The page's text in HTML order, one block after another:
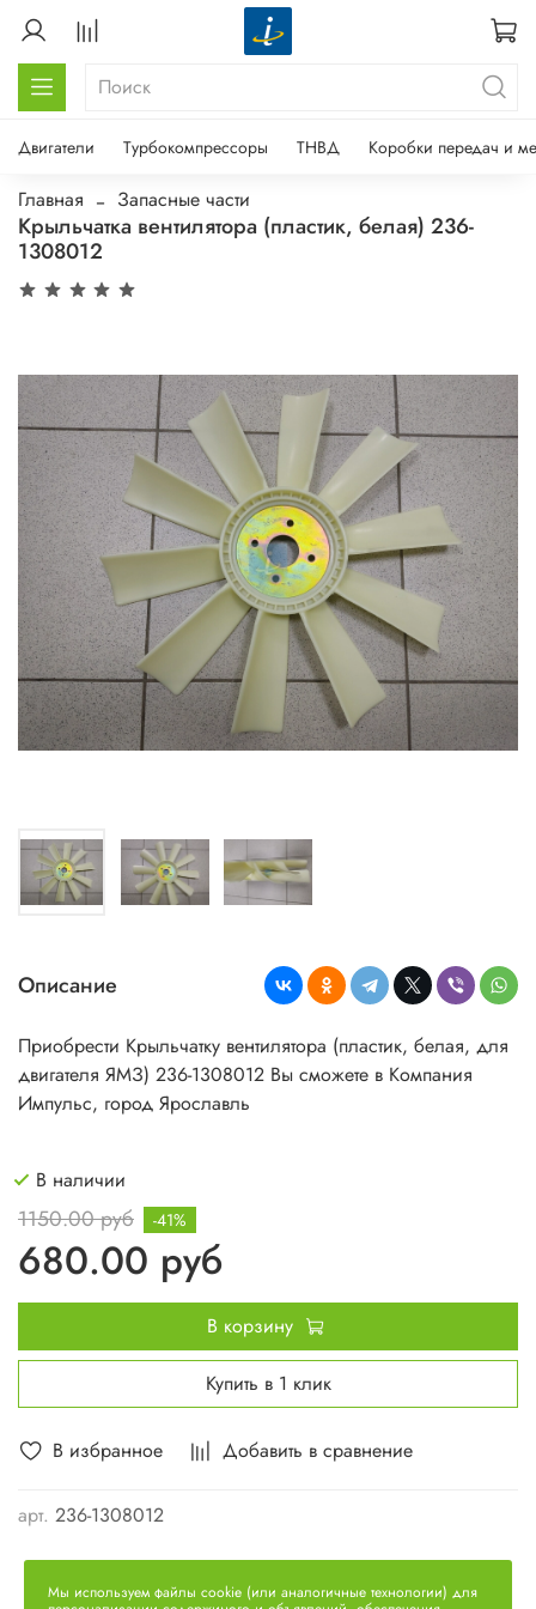
Двигатели Турбокомпрессоры ТНВД Коробки передач и
Главная Запасные части
Крыльчатка вентилятора (пластик, белая) 236-
1308012
В избранное Добавить в сравнение
арт. 236-1308012
Описание
Приобрести Крыльчатку вентилятора (пластик, белая, для
двигателя ЯМЗ) 236-1308012 Вы сможете в Компания
Импульс, город Ярославль
В наличии
1150.00 руб
680.00 руб
-41%
В корзину
Купить в 1 клик
Мы используем файлы cookie (или аналогичные технологии) для